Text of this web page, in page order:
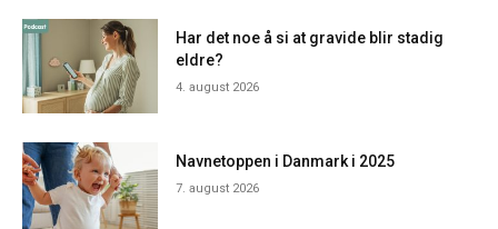
Har det noe å si at gravide blir stadig
eldre?
4. august 2026
Navnetoppen i Danmark i 2025
7. august 2026